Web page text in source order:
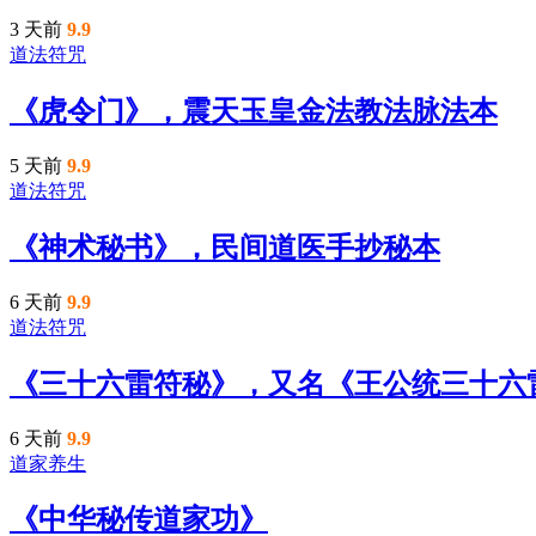
3 天前 9.9
道法符咒
《虎令门》，震天玉皇金法教法脉法本
5 天前 9.9
道法符咒
《神术秘书》，民间道医手抄秘本
6 天前 9.9
道法符咒
《三十六雷符秘》，又名《王公统三十
6 天前 9.9
道家养生
《中华秘传道家功》